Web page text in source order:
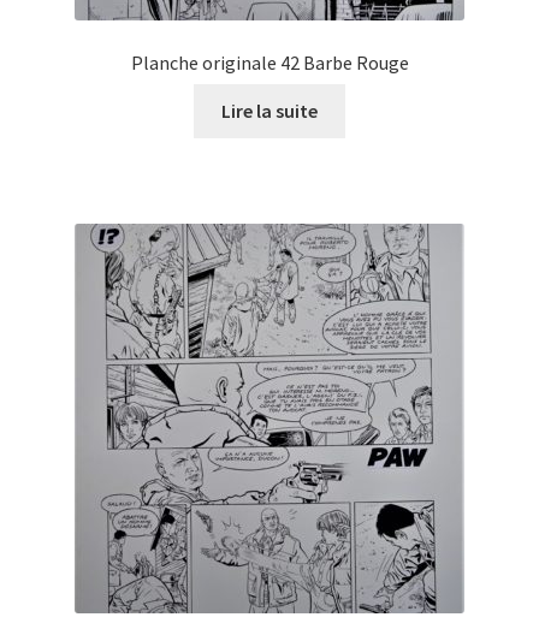
Planche originale 42 Barbe Rouge
Lire la suite